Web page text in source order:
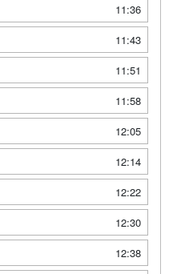
11:36
11:43
11:51
11:58
12:05
12:14
12:22
12:30
12:38